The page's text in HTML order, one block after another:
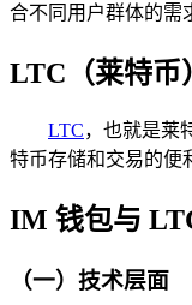
合不同用户群体的需
LTC（莱特币
LTC，也就是莱
特币存储和交易的便
IM 钱包与
（一）技术层面